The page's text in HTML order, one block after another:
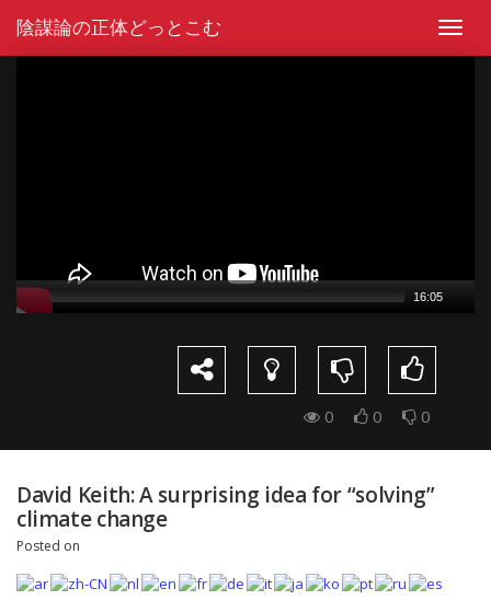
陰謀論の正体どっとこむ
16:05
0 0 0
David Keith: A surprising idea for “solving”
climate change
Posted on